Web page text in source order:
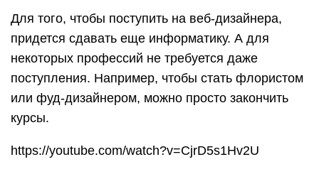
Для того, чтобы поступить на веб-дизайнера,
придется сдавать еще информатику. А для
некоторых профессий не требуется даже
поступления. Например, чтобы стать флористом
или фуд-дизайнером, можно просто закончить
курсы.
https://youtube.com/watch?v=CjrD5s1Hv2U